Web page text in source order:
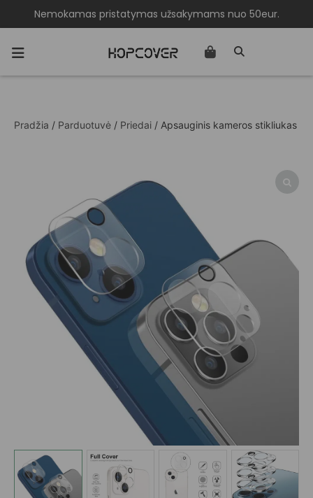
Nemokamas pristatymas užsakymams nuo 50eur.
Pradžia / Parduotuvė / Priedai / Apsauginis kameros stikliukas